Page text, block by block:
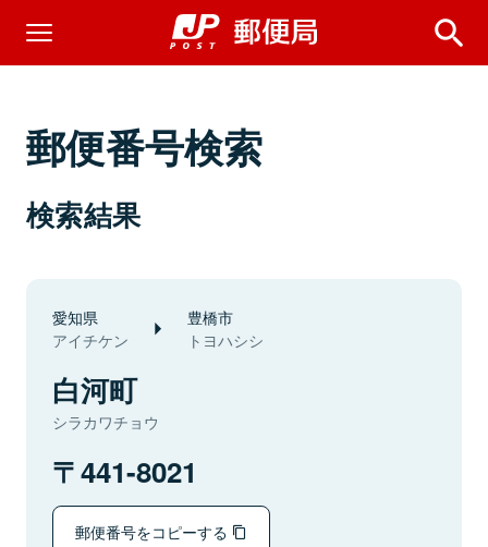
郵便番号検索
検索結果
愛知県
アイチケン
豊橋市
トヨハシシ
白河町
シラカワチョウ
441-8021
郵便番号をコピーする